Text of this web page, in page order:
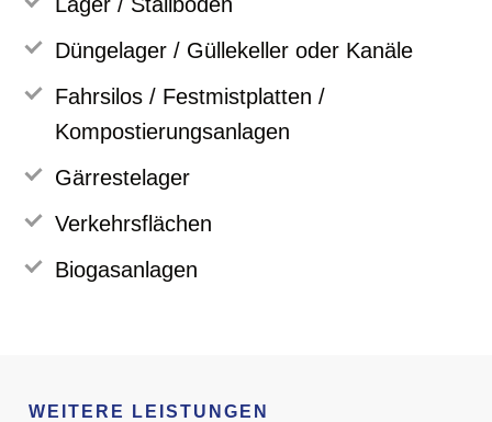
Düngelager / Güllekeller oder Kanäle
Fahrsilos / Festmistplatten /
Kompostierungsanlagen
Gärrestelager
Verkehrsflächen
Biogasanlagen
WEITERE LEISTUNGEN